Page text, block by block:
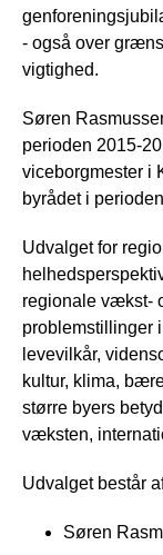
- også over
vigtighed.
Søren
perioden 2015-
viceborgmester i
byrådet i
Udvalget for
regionale vækst-
problemstillinger
levevilkår,
kultur, klima,
større byers
væksten,
Udvalget består
Søren